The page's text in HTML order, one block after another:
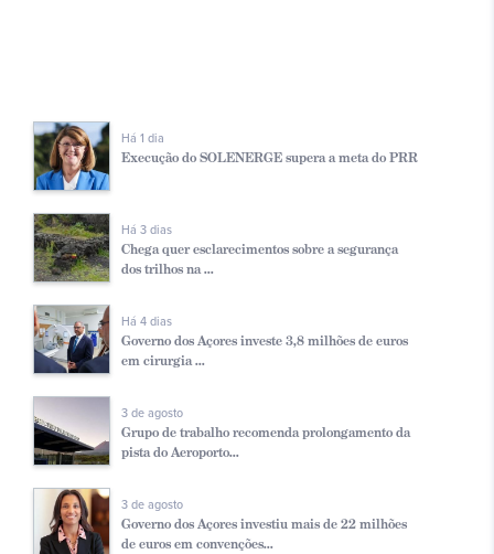
Há 1 dia
Execução do SOLENERGE supera a meta do PRR
Há 3 dias
Chega quer esclarecimentos sobre a segurança
dos trilhos na ...
Há 4 dias
Governo dos Açores investe 3,8 milhões de euros
em cirurgia ...
3 de agosto
Grupo de trabalho recomenda prolongamento da
pista do Aeroporto...
3 de agosto
Governo dos Açores investiu mais de 22 milhões
de euros em convenções...